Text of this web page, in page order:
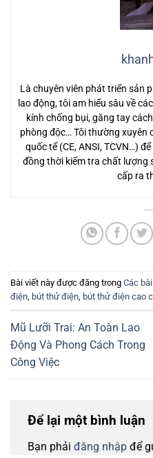
Là chuyên viên phát triển sản
lao động, tôi am hiểu sâu về
kính chống bụi, găng tay
phòng độc… Tôi thường xuyên
quốc tế (CE, ANSI, TCVN…)
đồng thời kiểm tra chất lượng
cấp ra
Bài viết này được đăng trong Các
điện bút thử điện bút thử điện cao
Mũ Lưỡi Trai: An Toàn Lao
Động Và Phong Cách Trong
Công Việc
Để lại một bình luận
Bạn phải đăng nhập để